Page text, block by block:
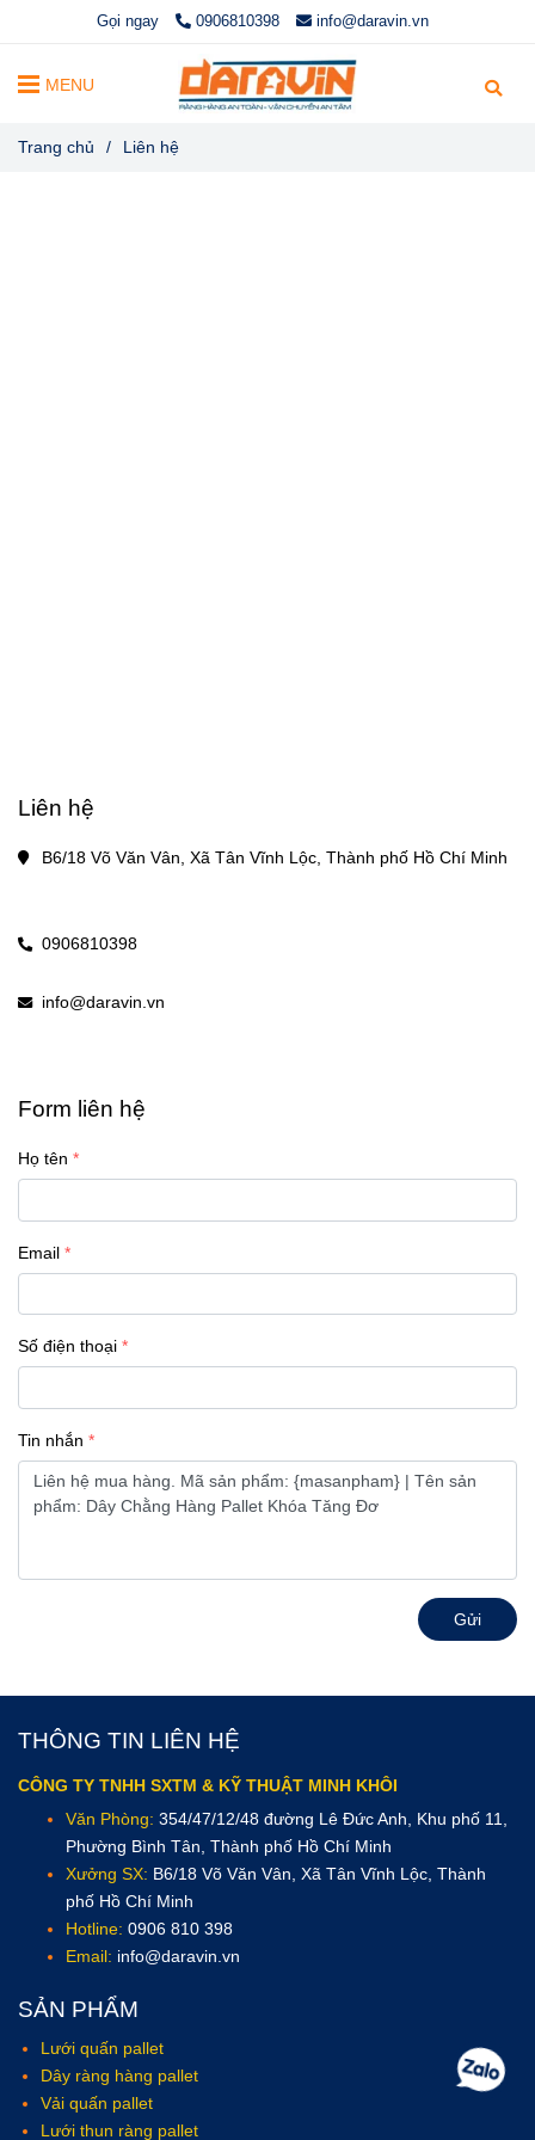
Gọi ngay 0906810398 info@daravin.vn
MENU
Trang chủ / Liên hệ
Liên hệ
B6/18 Võ Văn Vân, Xã Tân Vĩnh Lộc, Thành phố Hồ Chí Minh
0906810398
info@daravin.vn
Form liên hệ
Họ tên
Email
Số điện thoại
Tin nhắn
Gửi
THÔNG TIN LIÊN HỆ
CÔNG TY TNHH SXTM & KỸ THUẬT MINH KHÔI
Văn Phòng: 354/47/12/48 đường Lê Đức Anh, Khu phố 11,
Phường Bình Tân, Thành phố Hồ Chí Minh
Xưởng SX: B6/18 Võ Văn Vân, Xã Tân Vĩnh Lộc, Thành
phố Hồ Chí Minh
Hotline: 0906 810 398
Email: info@daravin.vn
SẢN PHẨM
Lưới quấn pallet
Dây ràng hàng pallet
Vải quấn pallet
Lưới thun ràng pallet